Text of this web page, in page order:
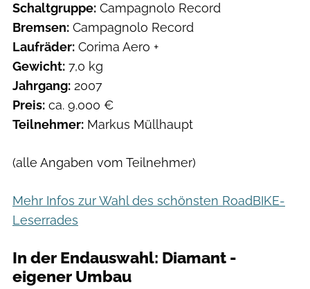
Schaltgruppe: Campagnolo Record
Bremsen: Campagnolo Record
Laufräder: Corima Aero +
Gewicht: 7,0 kg
Jahrgang: 2007
Preis: ca. 9.000 €
Teilnehmer: Markus Müllhaupt
(alle Angaben vom Teilnehmer)
Mehr Infos zur Wahl des schönsten RoadBIKE-
Leserrades
In der Endauswahl: Diamant -
eigener Umbau